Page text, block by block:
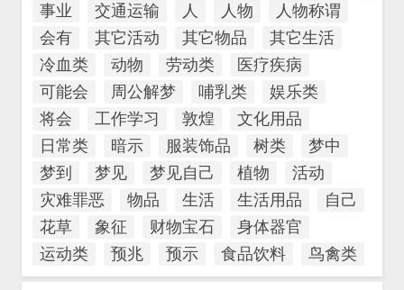
事业 交通运输 人 人物
人物称谓
会有
其它活动 其它物品
其它生活
冷血类
动物 劳动类
医疗疾病
可能会
周公解梦 哺乳类
娱乐类
将会
工作学习 敦煌
文化用品
日常类
暗示 服装饰品 树类
梦中
梦到
梦见 梦见自己 植物
活动
灾难罪恶
物品 生活 生活用品
自己
花草
象征 财物宝石
身体器官
运动类
预兆 预示 食品饮料 鸟禽类